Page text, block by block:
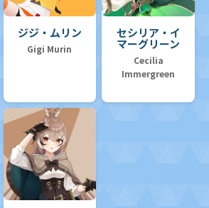
ジジ・ムリン
Gigi Murin
セシリア・イ
マーグリーン
Cecilia
Immergreen